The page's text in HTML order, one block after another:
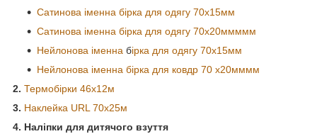
Сатинова іменна бірка для одягу 70х15мм
Сатинова іменна бірка для одягу 70x20ммммм
Нейлонова іменна бірка для одягу 70х15мм
Нейлонова іменна бірка для ковдр 70 x20мммм
2. Термобірки 46x12м
3. Наклейка URL 70x25м
4. Наліпки для дитячого взуття